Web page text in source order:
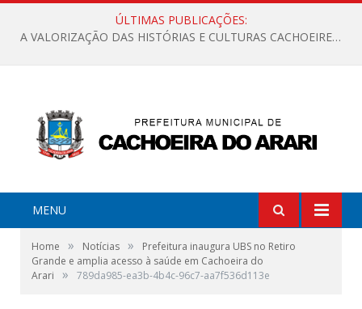
ÚLTIMAS PUBLICAÇÕES:
A VALORIZAÇÃO DAS HISTÓRIAS E CULTURAS CACHOEIRENSES
MENU
Home » Notícias »
Prefeitura inaugura UBS no Retiro
Grande e amplia acesso à saúde em Cachoeira do
Arari
» 789da985-ea3b-4b4c-96c7-aa7f536d113e